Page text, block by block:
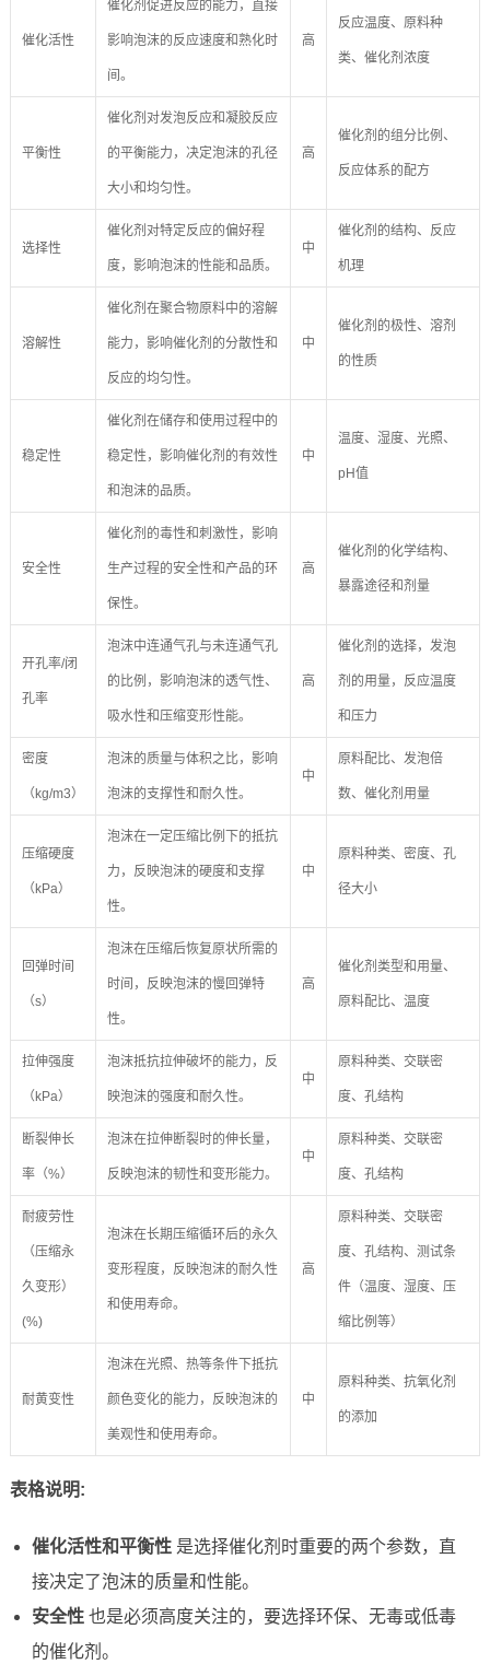
催化活性
催化剂促进反应的能力，直接
影响泡沫的反应速度和熟化时
间。
高
反应温度、原料种
类、催化剂浓度
平衡性
催化剂对发泡反应和凝胶反应
的平衡能力，决定泡沫的孔径
大小和均匀性。
高
催化剂的组分比例、
反应体系的配方
选择性
催化剂对特定反应的偏好程
度，影响泡沫的性能和品质。
中
催化剂的结构、反应
机理
溶解性
催化剂在聚合物原料中的溶解
能力，影响催化剂的分散性和
反应的均匀性。
中
催化剂的极性、溶剂
的性质
稳定性
催化剂在储存和使用过程中的
稳定性，影响催化剂的有效性
和泡沫的品质。
中
温度、湿度、光照、
pH值
安全性
催化剂的毒性和刺激性，影响
生产过程的安全性和产品的环
保性。
高
催化剂的化学结构、
暴露途径和剂量
开孔率/闭
孔率
泡沫中连通气孔与未连通气孔
的比例，影响泡沫的透气性、
吸水性和压缩变形性能。
高
催化剂的选择，发泡
剂的用量，反应温度
和压力
密度
（kg/m3）
泡沫的质量与体积之比，影响
泡沫的支撑性和耐久性。
中
原料配比、发泡倍
数、催化剂用量
压缩硬度
（kPa）
泡沫在一定压缩比例下的抵抗
力，反映泡沫的硬度和支撑
性。
中
原料种类、密度、孔
径大小
回弹时间
（s）
泡沫在压缩后恢复原状所需的
时间，反映泡沫的慢回弹特
性。
高
催化剂类型和用量、
原料配比、温度
拉伸强度
（kPa）
泡沫抵抗拉伸破坏的能力，反
映泡沫的强度和耐久性。
中
原料种类、交联密
度、孔结构
断裂伸长
率（%）
泡沫在拉伸断裂时的伸长量，
反映泡沫的韧性和变形能力。
中
原料种类、交联密
度、孔结构
耐疲劳性
（压缩永
久变形）
(%)
泡沫在长期压缩循环后的永久
变形程度，反映泡沫的耐久性
和使用寿命。
高
原料种类、交联密
度、孔结构、测试条
件（温度、湿度、压
缩比例等）
耐黄变性
泡沫在光照、热等条件下抵抗
颜色变化的能力，反映泡沫的
美观性和使用寿命。
中
原料种类、抗氧化剂
的添加
表格说明:
催化活性和平衡性是选择催化剂时重要的两个参数，直
接决定了泡沫的质量和性能。
安全性也是必须高度关注的，要选择环保、无毒或低毒
的催化剂。